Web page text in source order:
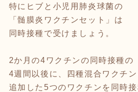
特にヒブと小児用肺炎球菌の
「髄膜炎ワクチンセット」は
同時接種で受けましょう。
2か月の4ワクチンの同時接種の
4週間以後に、四種混合ワクチン
追加した5つのワクチンを同時